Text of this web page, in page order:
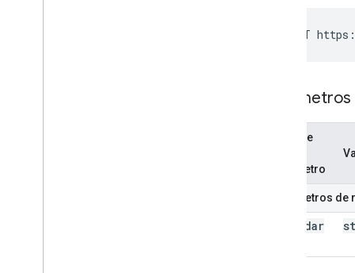
POST
Parámetros
Nombre
parámetro
Parámetros de
calendar